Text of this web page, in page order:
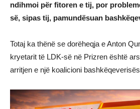
ndihmoi për fitoren e tij, por
së, sipas tij, pamundësuan
Totaj ka thënë se dorëheqja e Anton
kryetarit të LDK-së në Prizren është
arritjen e një koalicioni